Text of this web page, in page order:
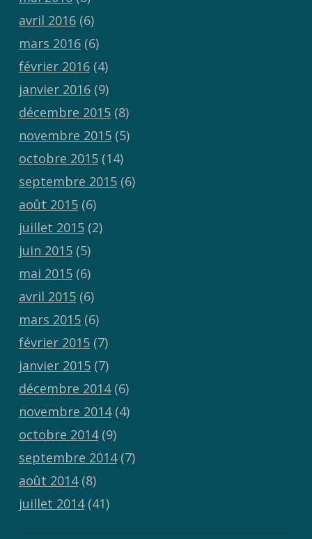
avril 2016(6)
mars 2016(6)
février 2016(4)
janvier 2016(9)
décembre 2015(8)
novembre 2015(5)
octobre 2015(14)
septembre 2015(6)
août 2015(6)
juillet 2015(2)
juin 2015(5)
mai 2015(6)
avril 2015(6)
mars 2015(6)
février 2015(7)
janvier 2015(7)
décembre 2014(6)
novembre 2014(4)
octobre 2014(9)
septembre 2014(7)
août 2014(8)
juillet 2014(41)